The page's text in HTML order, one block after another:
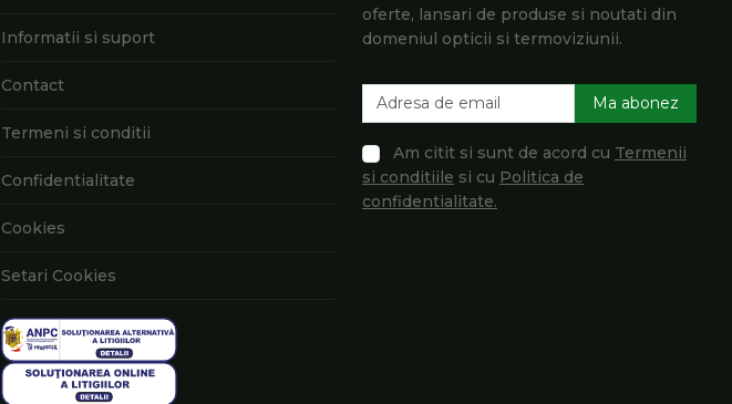
Informatii si suport
Contact
Termeni si conditii
Confidentialitate
Cookies
Setari Cookies
oferte, lansari de produse si noutati din
domeniul opticii si termoviziunii.
Ma abonez
Am citit si sunt de acord cu Termenii
si conditiile si cu Politica de
confidentialitate.